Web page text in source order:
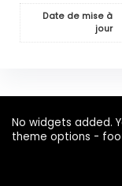
Date de mise à
jour
No widgets added.
theme options -